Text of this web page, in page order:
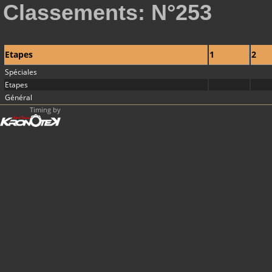
Classements: N°253
Etapes 1 2
Spéciales
Etapes
Général
Timing by